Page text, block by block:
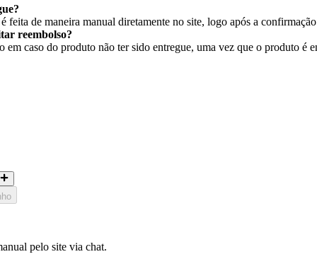
feita de maneira manual diretamente no site, logo após a
reembolso?
em caso do produto não ter sido entregue, uma vez que o produto é
pelo site via chat.